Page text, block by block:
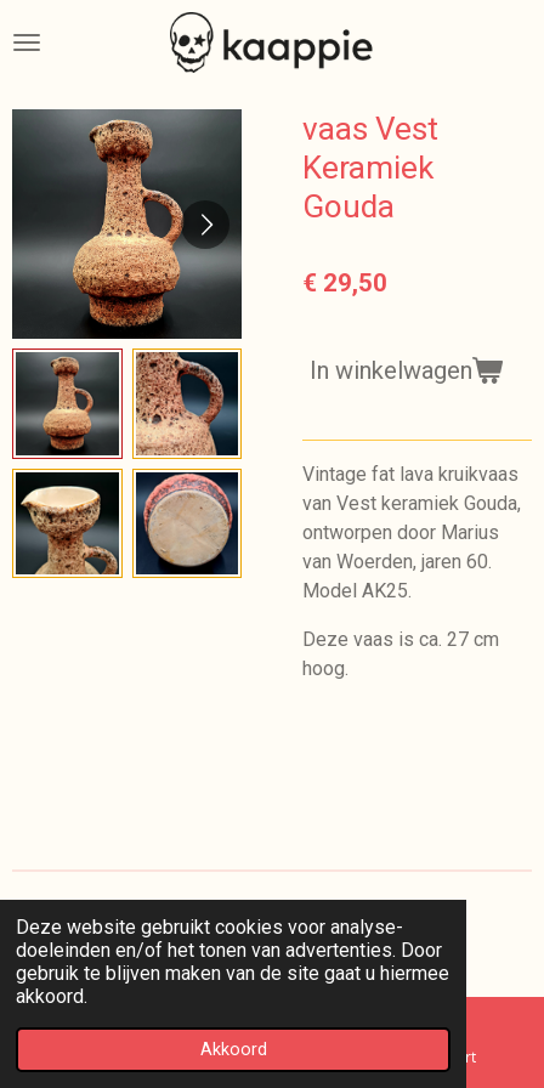
Deze website gebruikt cookies voor analyse-
doeleinden en/of het tonen van advertenties. Door
gebruik te blijven maken van de site gaat u hiermee
akkoord.
Akkoord
direct
de
hoofdinhoud
vaas Vest
Keramiek
Gouda
€ 29,50
In winkelwagen
Vintage fat lava kruikvaas
van Vest keramiek Gouda,
ontworpen door Marius
van Woerden, jaren 60.
Model AK25.
Deze vaas is ca. 27 cm
hoog.
I
n
s
t
a
r
© 2025 kaappie /voorwaarden /privacy/retourneren
Telefoonnummer Kaart